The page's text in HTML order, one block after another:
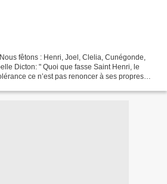
fêtons : Henri, Joel, Clelia, Cunégonde,
Dicton: " Quoi que fasse Saint Henri, le
ce n’est pas renoncer à ses propres